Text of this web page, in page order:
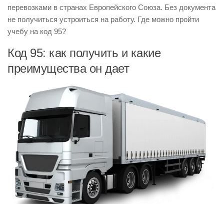
перевозками в странах Европейского Союза. Без документа
не получиться устроиться на работу. Где можно пройти
учебу на код 95?
Код 95: как получить и какие
преимущества он дает